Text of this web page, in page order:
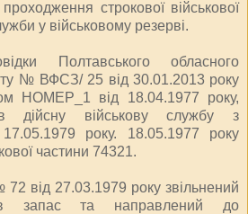
строкової військової
у військовому резерві.
Полтавського обласного
№ ВФСЗ/ 25 від 30.01.2013 року
НОМЕР_1 від 18.04.1977 року,
дійсну військову службу з
року. 18.05.1977 року
частини 74321.
від 27.03.1979 року звільнений
в запас та направлений до